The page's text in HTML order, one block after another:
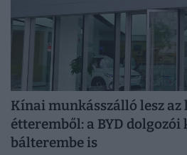
Kínai munkásszálló lesz az
étteremből: a BYD dolgozói
bálterembe is